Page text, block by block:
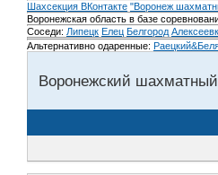
Шахсекция ВКонтакте "Воронеж
Воронежская область в базе
Соседи: Липецк Елец Белгород
Альтернативно одаренные:
Воронежский